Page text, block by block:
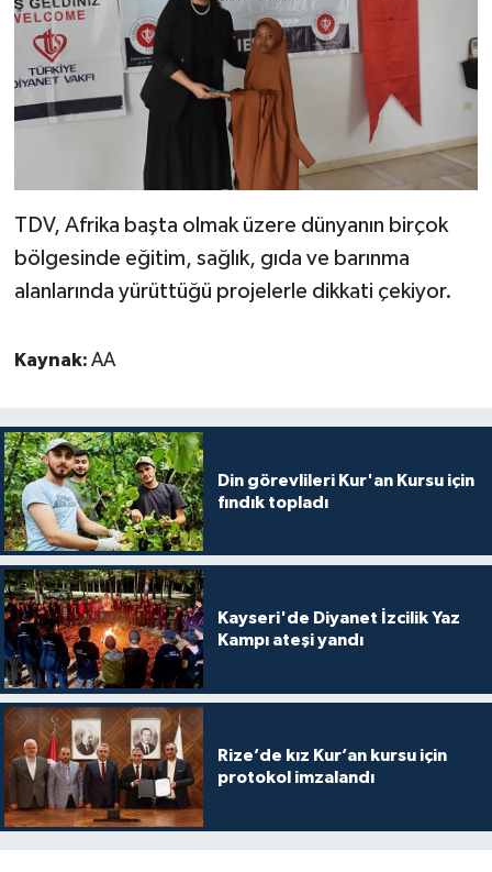
TDV, Afrika başta olmak üzere dünyanın birçok
bölgesinde eğitim, sağlık, gıda ve barınma
alanlarında yürüttüğü projelerle dikkati çekiyor.
Kaynak: AA
Din görevlileri Kur'an Kursu için
fındık topladı
Kayseri'de Diyanet İzcilik Yaz
Kampı ateşi yandı
Rize’de kız Kur’an kursu için
protokol imzalandı
Kastamonu Müftülüğü
Kayseri Müftülüğü
Kilis Müftülüğü
Kırklareli Müftülüğü
Kocaeli Müftülüğü
Konya Müftülüğü
Kütahya Müftülüğü
Malatya Müftülüğü
Manisa Müftülüğü
Mardin Müftülüğü
Mersin Müftülüğü
Muğla Müftülüğü
Muş Müftülüğü